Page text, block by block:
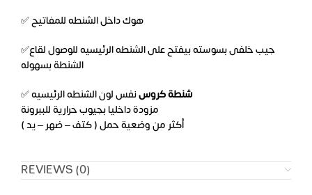
✅ هوك داخل الشنطه للمفاتيح
✅جيب خلفى بسوسته بيفتح على الشنطه الرئيسيه للوصول لقاع
الشنطة بسهوله
✅
شنطة كروسنفس لون الشنطه الرئيسيه
مزودة داخليا بجيوب حرارية للببرونة
أكثر من وضعية حمل ( كتف – ضهر – يد )
REVIEWS (0)